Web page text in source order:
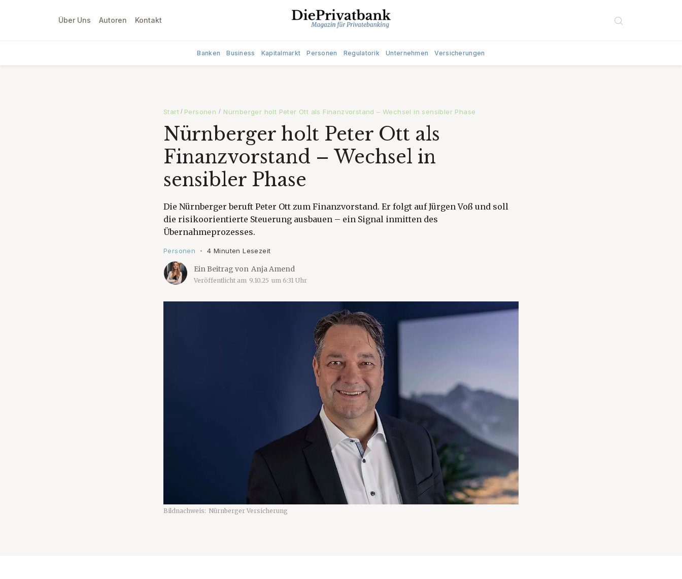
Über Uns Autoren Kontakt
Banken Business Kapitalmarkt Personen Regulatorik Unternehmen Versicherungen
Start / Personen / Nürnberger holt Peter Ott als Finanzvorstand – Wechsel in sensibler Phase
Nürnberger holt Peter Ott als
Finanzvorstand – Wechsel in
sensibler Phase
Die Nürnberger beruft Peter Ott zum Finanzvorstand. Er folgt auf Jürgen Voß und soll
die risikoorientierte Steuerung ausbauen – ein Signal inmitten des
Übernahmeprozesses.
Personen • 4 Minuten Lesezeit
Ein Beitrag von Anja Amend
Veröffentlicht am 9.10.25 um 6:31 Uhr
Bildnachweis: Nürnberger Versicherung